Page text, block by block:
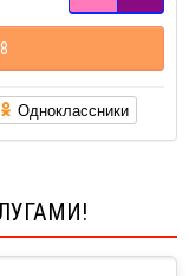
Одноклассники